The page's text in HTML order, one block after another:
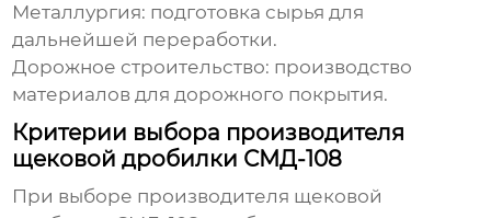
Металлургия: подготовка сырья для
дальнейшей переработки.
Дорожное строительство: производство
материалов для дорожного покрытия.
Критерии выбора производителя
щековой дробилки СМД-108
При выборе производителя щековой